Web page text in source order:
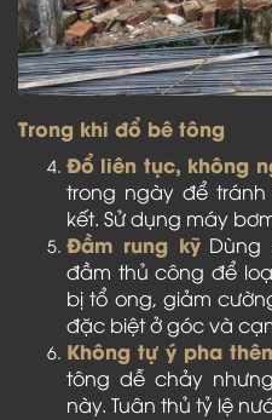
Trong khi đổ bê tông
Đổ liên tục, không
trong ngày để
kết. Sử dụng máy
Đầm rung kỹDùng
đầm thủ công để
bị tổ ong, giảm
đặc biệt ở góc và
Không tự ý pha
tông dễ chảy
này. Tuân thủ tỷ lệ